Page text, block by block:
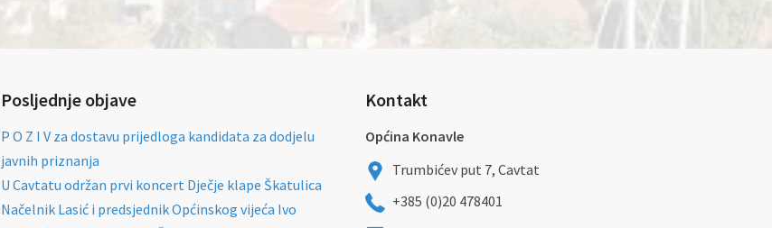
Posljednje objave
P O Z I V za dostavu prijedloga kandidata za dodjelu
javnih priznanja
U Cavtatu održan prvi koncert Dječje klape Škatulica
Načelnik Lasić i predsjednik Općinskog vijeća Ivo
Kontakt
Općina Konavle
Trumbićev put 7, Cavtat
+385 (0)20 478401